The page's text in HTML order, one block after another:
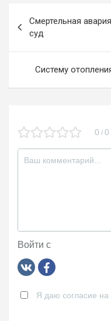
o
k
m
по
записям
Смертельная
суд
Систему
0 / 0
Войти с
Я даю согласие на